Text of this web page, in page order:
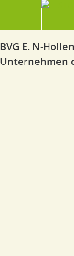
BVG E. N-
Unternehmen